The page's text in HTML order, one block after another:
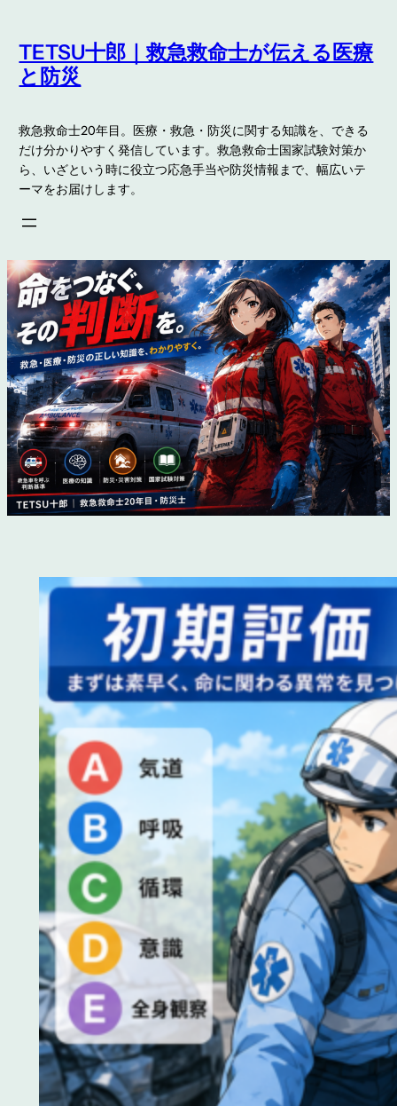
容
を
ス
ッ
プ
TETSU十郎｜救急救命士が伝える医療
と防災
救急救命士20年目。医療・救急・防災に関する知識を、できる
だけ分かりやすく発信しています。救急救命士国家試験対策か
ら、いざという時に役立つ応急手当や防災情報まで、幅広いテ
ーマをお届けします。